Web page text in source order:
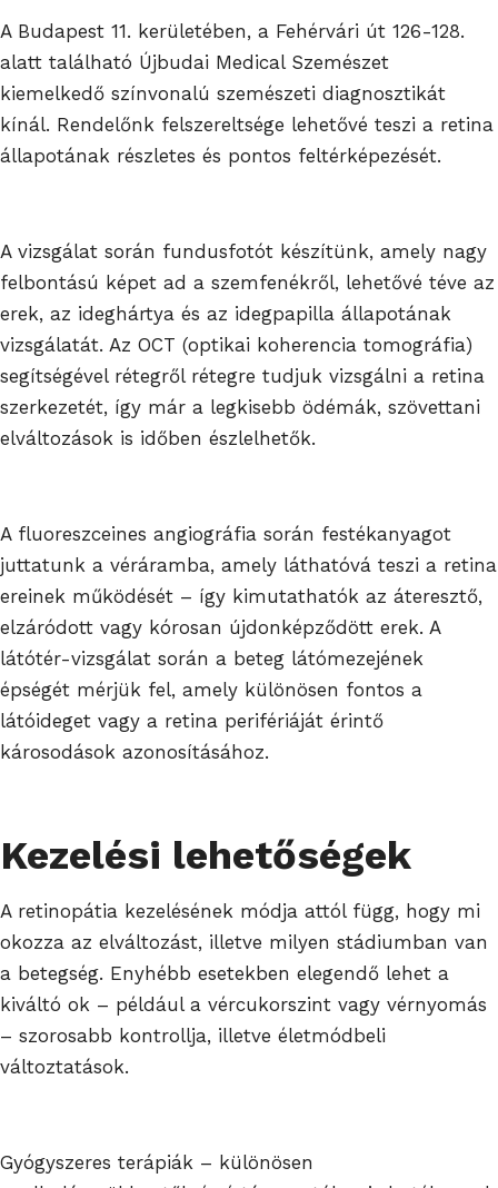
A Budapest 11. kerületében, a Fehérvári út 126-128.
alatt található Újbudai Medical Szemészet
kiemelkedő színvonalú szemészeti diagnosztikát
kínál. Rendelőnk felszereltsége lehetővé teszi a retina
állapotának részletes és pontos feltérképezését.
A vizsgálat során fundusfotót készítünk, amely nagy
felbontású képet ad a szemfenékről, lehetővé téve az
erek, az ideghártya és az idegpapilla állapotának
vizsgálatát. Az OCT (optikai koherencia tomográfia)
segítségével rétegről rétegre tudjuk vizsgálni a retina
szerkezetét, így már a legkisebb ödémák, szövettani
elváltozások is időben észlelhetők.
A fluoreszceines angiográfia során festékanyagot
juttatunk a véráramba, amely láthatóvá teszi a retina
ereinek működését – így kimutathatók az áteresztő,
elzáródott vagy kórosan újdonképződött erek. A
látótér-vizsgálat során a beteg látómezejének
épségét mérjük fel, amely különösen fontos a
látóideget vagy a retina perifériáját érintő
károsodások azonosításához.
Kezelési lehetőségek
A retinopátia kezelésének módja attól függ, hogy mi
okozza az elváltozást, illetve milyen stádiumban van
a betegség. Enyhébb esetekben elegendő lehet a
kiváltó ok – például a vércukorszint vagy vérnyomás
– szorosabb kontrollja, illetve életmódbeli
változtatások.
Gyógyszeres terápiák – különösen